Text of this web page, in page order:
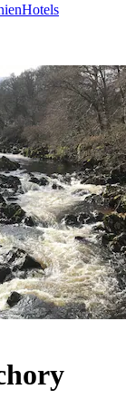
Hotels